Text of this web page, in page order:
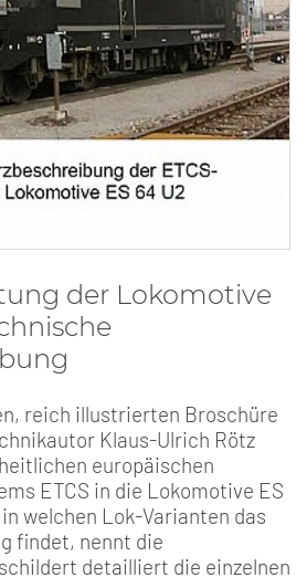
der Lokomotive
reich illustrierten Broschüre
Klaus-Ulrich Rötz
europäischen
ETCS in die Lokomotive ES
welchen Lok-Varianten das
findet, nennt die
detailliert die einzelnen